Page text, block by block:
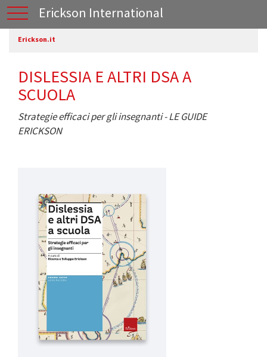
Erickson International
Erickson.it
DISLESSIA E ALTRI DSA A
SCUOLA
Strategie efficaci per gli insegnanti - LE GUIDE
ERICKSON